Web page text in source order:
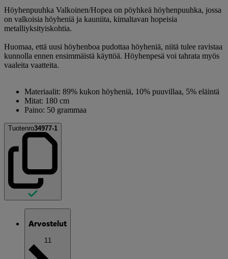
Höyhenpuuhka Valkoinen/Hopea on pöyhkeä höyhenpuuhka, jossa
on valkoisia höyheniä ja kauniita, kimaltavan hopeisia
metalliyksityiskohtia.
Huomaa, että uusi höyhenboa pudottaa höyheniä, niitä tulee ravistaa
kunnolla ennen ensimmäistä käyttöä. Höyhenpesä voi tahrata myös
vaaleita vaatteita.
Materiaalit: 89% kukon höyheniä, 10% puuvillaa, 5% eläintä
Mitat: 180 cm
Paino: 50 grammaa
Tuotenro34977-1
Arvostelut
11